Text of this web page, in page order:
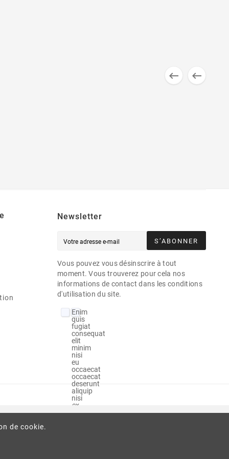
de cookie.
 
Newsletter
S’ABONNER
Vous pouvez vous désinscrire à tout
moment. Vous trouverez pour cela nos
informations de contact dans les conditions
d'utilisation du site.
Enim
quis
fugiat
consequat
elit
minim
nisi
eu
occaecat
occaecat
deserunt
aliquip
nisi
ex
deserunt.